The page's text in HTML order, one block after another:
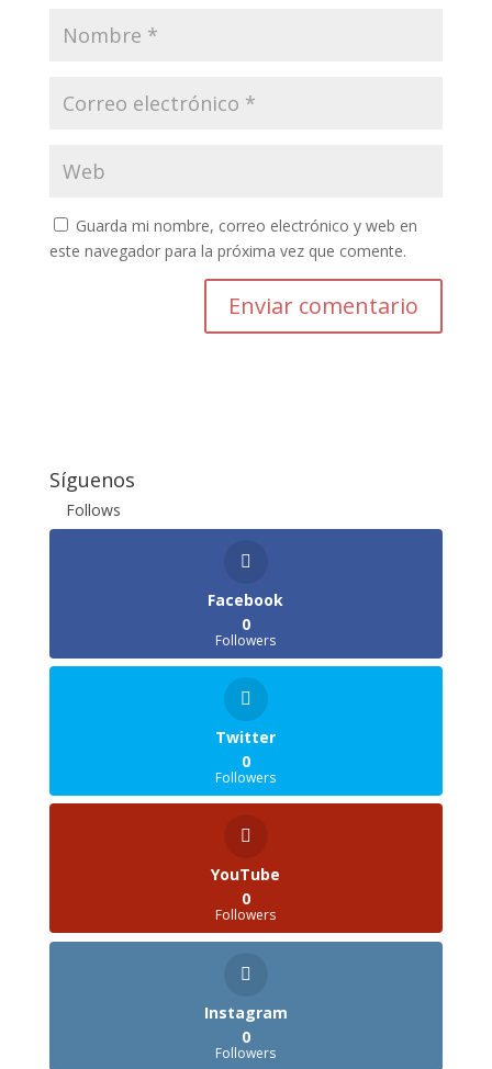
Guarda mi nombre, correo electrónico y web en
este navegador para la próxima vez que comente.
Enviar comentario
Síguenos
Follows
Facebook
0
Followers
Twitter
0
Followers
YouTube
0
Followers
Instagram
0
Followers